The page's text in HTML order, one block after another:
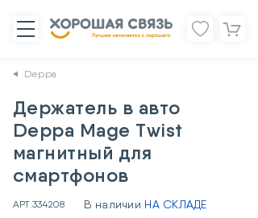
Deppa
Держатель в авто
Deppa Mage Twist
магнитный для
смартфонов
АРТ.334208 В наличии НА СКЛАДЕ